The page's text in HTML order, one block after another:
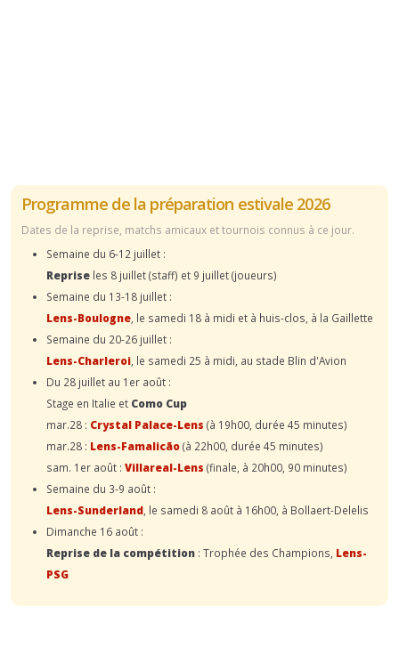
Programme de la préparation estivale 2026
Dates de la reprise, matchs amicaux et tournois connus à ce jour.
Semaine du 6-12 juillet :
Reprise les 8 juillet (staff) et 9 juillet (joueurs)
Semaine du 13-18 juillet :
Lens-Boulogne , le samedi 18 à midi et à huis-clos, à la Gaillette
Semaine du 20-26 juillet :
Lens-Charleroi , le samedi 25 à midi, au stade Blin d'Avion
Du 28 juillet au 1er août :
Stage en Italie et Como Cup
mar.28 : Crystal Palace-Lens (à 19h00, durée 45 minutes)
mar.28 : Lens-Famalicão(à 22h00, durée 45 minutes)
sam. 1er août : Villareal-Lens (finale, à 20h00, 90 minutes)
Semaine du 3-9 août :
Lens-Sunderland , le samedi 8 août à 16h00, à Bollaert-Delelis
Dimanche 16 août :
Reprise de la compétition : Trophée des Champions, Lens-
PSG